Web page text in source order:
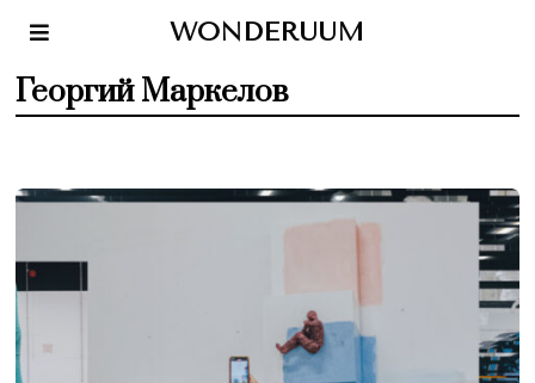
WONDERUUM
Георгий Маркелов